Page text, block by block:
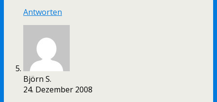
Antworten
Björn S.
24. Dezember 2008